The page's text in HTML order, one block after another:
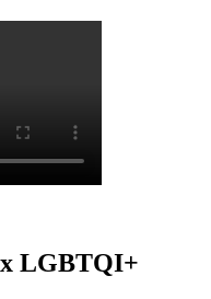
LGBTQI+